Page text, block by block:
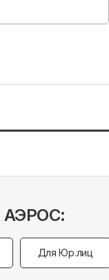
АЭРОС:
Для Юр.лиц